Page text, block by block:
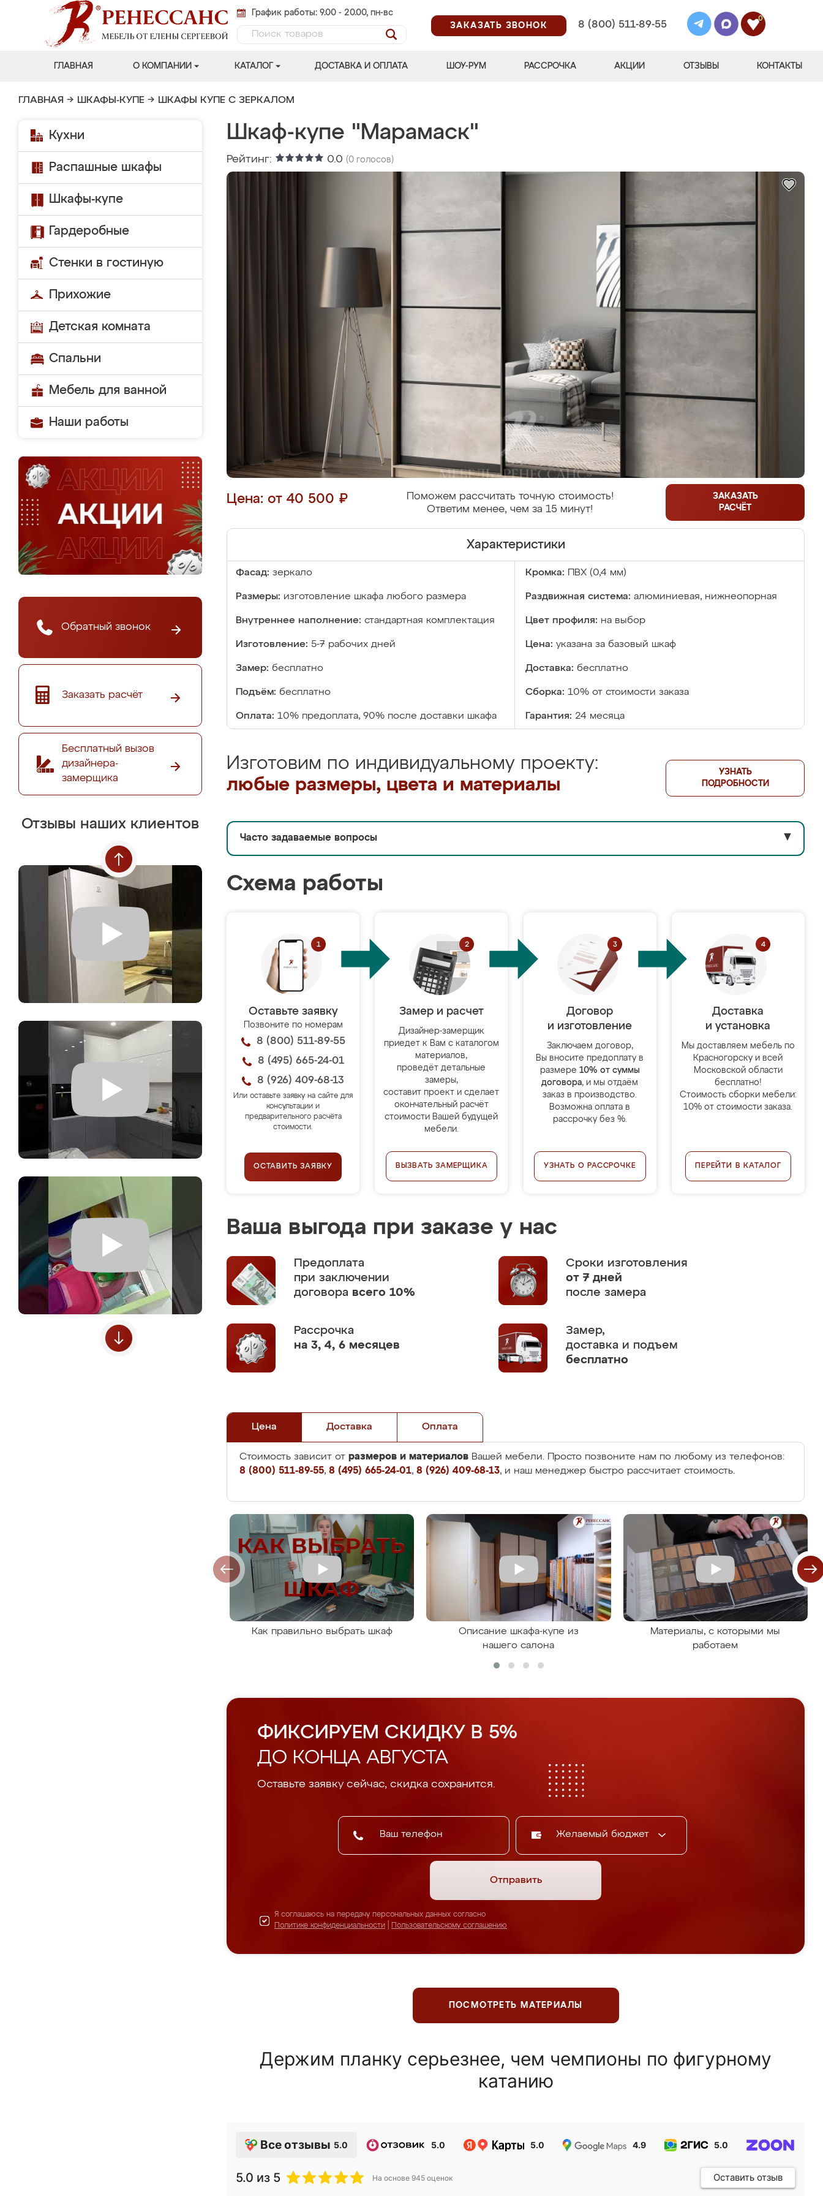
График работы: 9.00 - 20.00, пн-вс
ЗАКАЗАТЬ ЗВОНОК
8 (800) 511-89-55
0
ГЛАВНАЯ О КОМПАНИИ КАТАЛОГ ДОСТАВКА И ОПЛАТА ШОУ-РУМ РАССРОЧКА АКЦИИ ОТЗЫВЫ КОНТАКТЫ
ГЛАВНАЯ → ШКАФЫ-КУПЕ → ШКАФЫ КУПЕ С ЗЕРКАЛОМ
Кухни
Распашные шкафы
Шкафы-купе
Гардеробные
Стенки в гостиную
Прихожие
Детская комната
Спальни
Мебель для ванной
Наши работы
Обратный звонок
Заказать расчёт
Бесплатный вызов
дизайнера-
замерщика
Отзывы наших клиентов
Шкаф-купе "Марамаск"
Рейтинг: 0.0 (0 голосов)
Цена: от 40 500 ₽
Поможем рассчитать точную стоимость!
Ответим менее, чем за 15 минут!
ЗАКАЗАТЬ
РАСЧЁТ
Характеристики
Фасад: зеркало Кромка: ПВХ (0,4 мм)
Размеры: изготовление шкафа любого размера Раздвижная система: алюминиевая, нижнеопорная
Внутреннее наполнение: стандартная комплектация Цвет профиля: на выбор
Изготовление: 5-7 рабочих дней Цена: указана за базовый шкаф
Замер: бесплатно Доставка: бесплатно
Подъём: бесплатно Сборка: 10% от стоимости заказа
Оплата: 10% предоплата, 90% после доставки шкафа Гарантия: 24 месяца
Изготовим по индивидуальному проекту:
любые размеры, цвета и материалы
УЗНАТЬ
ПОДРОБНОСТИ
Часто задаваемые вопросы ▼
Схема работы
Оставьте заявку
Позвоните по номерам
8 (800) 511-89-55
8 (495) 665-24-01
8 (926) 409-68-13
Или оставьте заявку на сайте для
консультации и
предварительного расчёта
стоимости.
ОСТАВИТЬ ЗАЯВКУ
Замер и расчет
Дизайнер-замерщик
приедет к Вам с каталогом
материалов,
проведёт детальные
замеры,
составит проект и сделает
окончательный расчёт
стоимости Вашей будущей
мебели.
ВЫЗВАТЬ ЗАМЕРЩИКА
Договор
и изготовление
Заключаем договор,
Вы вносите предоплату в
размере 10% от суммы
договора, и мы отдаём
заказ в производство.
Возможна оплата в
рассрочку без %.
УЗНАТЬ О РАССРОЧКЕ
Доставка
и установка
Мы доставляем мебель по
Красногорску и всей
Московской области
бесплатно!
Стоимость сборки мебели:
10% от стоимости заказа.
ПЕРЕЙТИ В КАТАЛОГ
Ваша выгода при заказе у нас
Предоплата
при заключении
договора всего 10%
Сроки изготовления
от 7 дней
после замера
Рассрочка
на 3, 4, 6 месяцев
Замер,
доставка и подъем
бесплатно
Цена Доставка Оплата
Стоимость зависит от размеров и материалов Вашей мебели. Просто позвоните нам по любому из телефонов:
8 (800) 511-89-55, 8 (495) 665-24-01, 8 (926) 409-68-13, и наш менеджер быстро рассчитает стоимость.
Как правильно выбрать шкаф
Описание шкафа-купе из
нашего салона
Материалы, с которыми мы
работаем
ФИКСИРУЕМ СКИДКУ В 5%
ДО КОНЦА АВГУСТА
Оставьте заявку сейчас, скидка сохранится.
Желаемый бюджет
Отправить
Я соглашаюсь на передачу персональных данных согласно
Политике конфиденциальности
Пользовательскому соглашению
ПОСМОТРЕТЬ МАТЕРИАЛЫ
Держим планку серьезнее, чем чемпионы по фигурному
катанию
Все отзывы 5.0 5.0 5.0 4.9 5.0
5.0 из 5 На основе 945 оценок Оставить отзыв